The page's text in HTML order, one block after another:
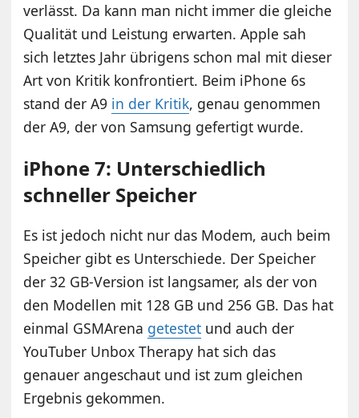
verlässt. Da kann man nicht immer die gleiche
Qualität und Leistung erwarten. Apple sah
sich letztes Jahr übrigens schon mal mit dieser
Art von Kritik konfrontiert. Beim iPhone 6s
stand der A9 in der Kritik, genau genommen
der A9, der von Samsung gefertigt wurde.
iPhone 7: Unterschiedlich
schneller Speicher
Es ist jedoch nicht nur das Modem, auch beim
Speicher gibt es Unterschiede. Der Speicher
der 32 GB-Version ist langsamer, als der von
den Modellen mit 128 GB und 256 GB. Das hat
einmal GSMArena getestet und auch der
YouTuber Unbox Therapy hat sich das
genauer angeschaut und ist zum gleichen
Ergebnis gekommen.